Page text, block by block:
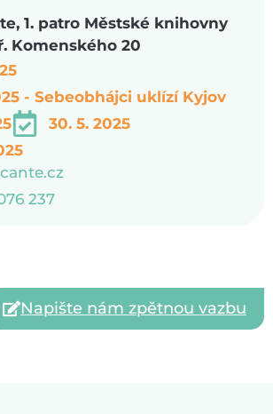
1. patro Městské knihovny
Komenského 20
- Sebeobhájci uklízí Kyjov
30. 5. 2025
237
Napište nám zpětnou vazbu